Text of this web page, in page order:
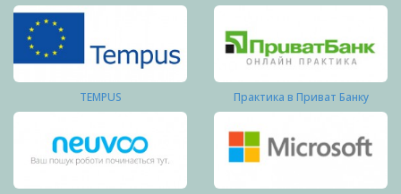
TEMPUS Практика в Приват Банку